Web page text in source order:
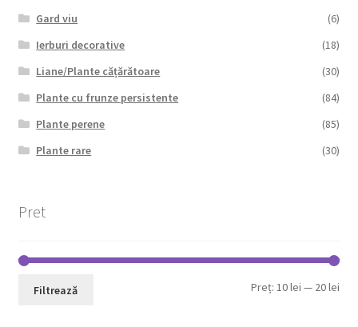
Gard viu
(6)
Ierburi decorative
(18)
Liane/Plante cățărătoare
(30)
Plante cu frunze persistente
(84)
Plante perene
(85)
Plante rare
(30)
Pret
Filtrează Preț:10 lei — 20 lei